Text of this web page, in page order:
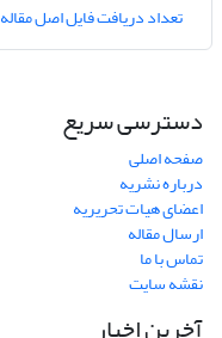
تعداد دریافت فایل اصل مقاله
دسترسی سریع
صفحه اصلی
درباره نشریه
اعضای هیات تحریریه
ارسال مقاله
تماس با ما
نقشه سایت